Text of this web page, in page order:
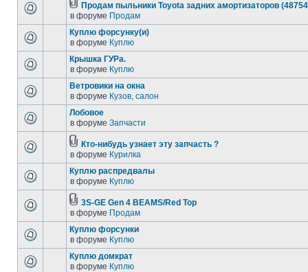
Продам пыльники Toyota задних амортизаторов
в форуме Продам
Куплю форсунку(и)
в форуме Куплю
Крышка ГУРа.
в форуме Куплю
Ветровики на окна
в форуме Кузов, салон
Лобовое
в форуме Запчасти
Кто-нибудь узнает эту запчасть ?
в форуме Курилка
Куплю распредвалы
в форуме Куплю
3S-GE Gen 4 BEAMS/Red Top
в форуме Продам
Куплю форсунки
в форуме Куплю
Куплю домкрат
в форуме Куплю